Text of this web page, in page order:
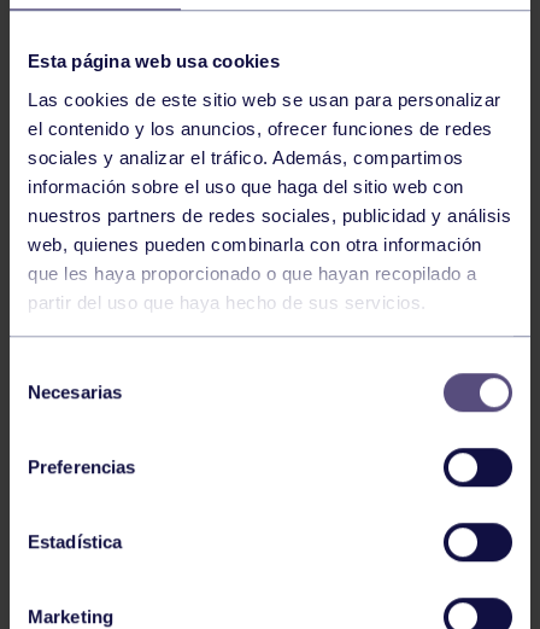
Esta página web usa cookies
Las cookies de este sitio web se usan para personalizar
el contenido y los anuncios, ofrecer funciones de redes
sociales y analizar el tráfico. Además, compartimos
información sobre el uso que haga del sitio web con
nuestros partners de redes sociales, publicidad y análisis
web, quienes pueden combinarla con otra información
que les haya proporcionado o que hayan recopilado a
partir del uso que haya hecho de sus servicios.
Necesarias
Preferencias
Estadística
Marketing
Piragüismo 04 MAR 2018
Comparte